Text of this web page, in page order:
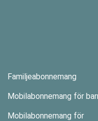
Familjeabonnemang
Mobilabonnemang för
Mobilabonnemang för